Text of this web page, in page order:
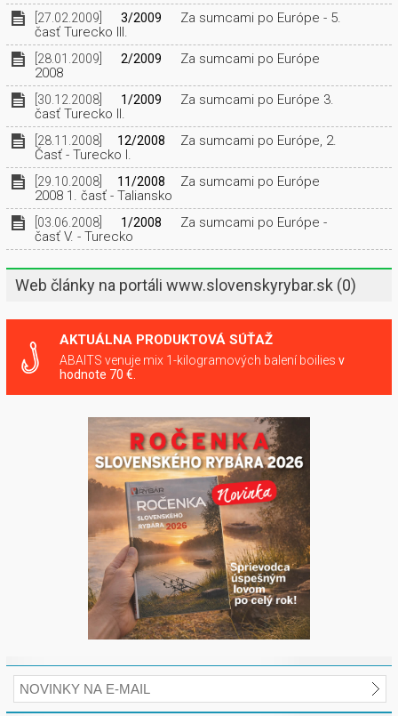
[27.02.2009] 3/2009
Za sumcami po Európe - 5.
časť Turecko III.
[28.01.2009] 2/2009
Za sumcami po Európe
2008
[30.12.2008] 1/2009
Za sumcami po Európe 3.
časť Turecko II.
[28.11.2008] 12/2008
Za sumcami po Európe, 2.
Časť - Turecko I.
[29.10.2008] 11/2008
Za sumcami po Európe
2008 1. časť - Taliansko
[03.06.2008] 1/2008
Za sumcami po Európe -
časť V. - Turecko
Web články na portáli www.slovenskyrybar.sk (0)
AKTUÁLNA PRODUKTOVÁ SÚŤAŽ
ABAITS venuje mix 1-kilogramových balení boilies v
hodnote 70 €.